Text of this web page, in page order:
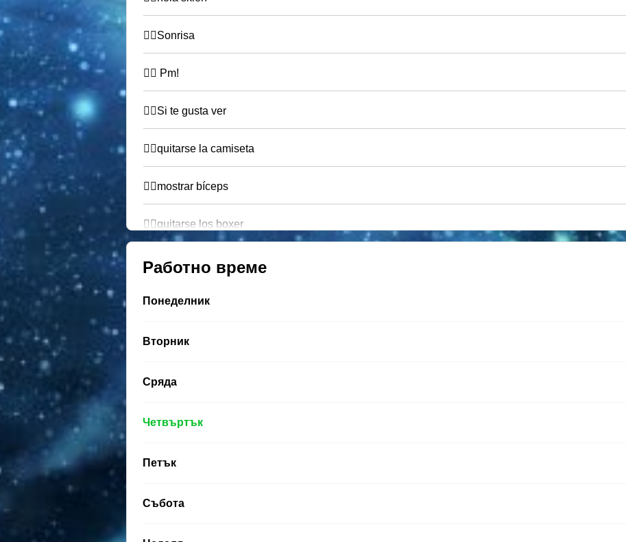
❤️‍🔥Sonrisa
❤️‍🔥 Pm!
❤️‍🔥Si te gusta ver
❤️‍🔥quitarse la camiseta
❤️‍🔥mostrar bíceps
❤️‍🔥quitarse los boxer
Работно време
Понеделник
Вторник
Сряда
Четвъртък
Петък
Събота